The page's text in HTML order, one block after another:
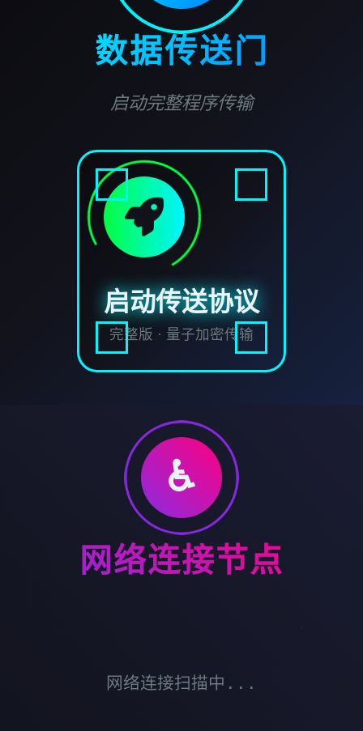
数据传送门
启动完整程序传输
启动传送协议
完整版 · 量子加密传输
♿
网络连接节点
网络连接扫描中...